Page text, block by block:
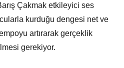
Çakmak etkileyici ses
kurduğu dengesi net ve
artırarak gerçeklik
gerekiyor.